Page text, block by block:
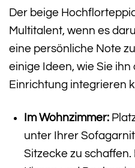
Der beige
Multitalent, wenn es
eine persönliche Note
einige Ideen, wie Sie ihn
Einrichtung integrieren
Im Wohnzimmer:
unter Ihrer
Sitzecke zu